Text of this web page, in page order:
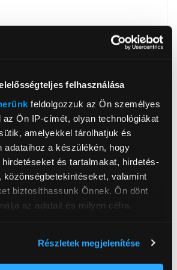
felhasználása
feldolgozzuk az Ön személyes
az Ön IP-címét, olyan technológiákat
amelyekkel tárolhatjuk és
adataihoz a készülékén, hogy
és tartalmakat, hirdetés-
közönségbetekintéseket, valamint
biztosíthassunk Önnek. Ön dönt
az adatait és milyen célra.
pár méteres pontossággal
Részletek megjelenítése
128 GB
6,1 inch
2532x1170
Apple A18
Igen
iOS